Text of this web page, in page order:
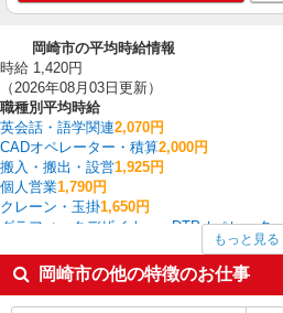
岡崎市の平均時給情報
時給 1,420円
（2026年08月03日更新）
職種別平均時給
英会話・語学関連2,070円
CADオペレーター・積算2,000円
搬入・搬出・設営1,925円
個人営業1,790円
クレーン・玉掛1,650円
グラフィックデザイナー・DTPオペレータ
データ入力・オペレーター1,572円
製造・組立・加工1,518円
経理・人事・労務・総務・法務1,509円
もっと見る
岡崎市の他の特徴のお仕事